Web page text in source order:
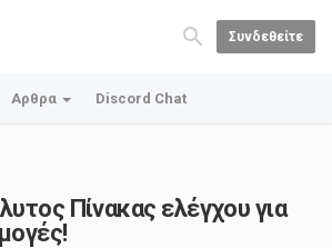
Συνδεθείτε
Αρθρα Discord Chat
Πίνακας ελέγχου για